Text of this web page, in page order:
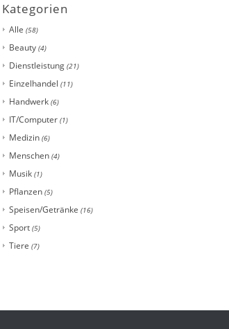
Kategorien
Alle (58)
Beauty (4)
Dienstleistung (21)
Einzelhandel (11)
Handwerk (6)
IT/Computer (1)
Medizin (6)
Menschen (4)
Musik (1)
Pflanzen (5)
Speisen/Getränke (16)
Sport (5)
Tiere (7)